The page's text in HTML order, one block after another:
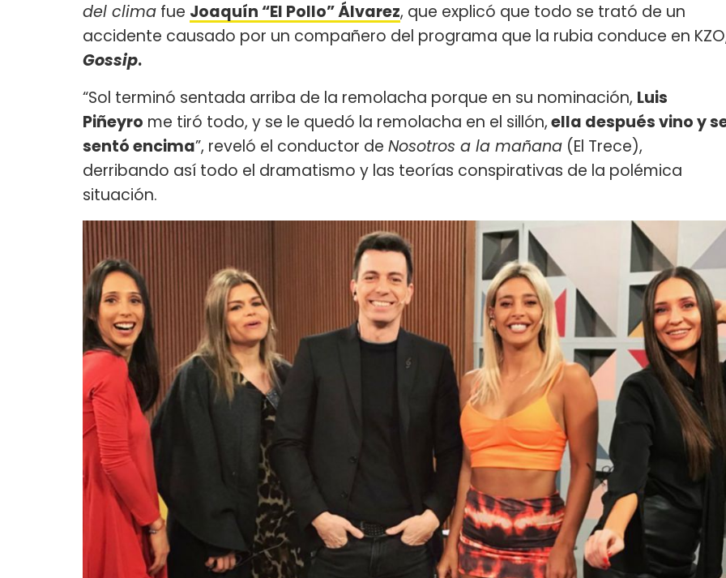
del clima fue Joaquín “El Pollo” Álvarez, que explicó que todo se trató de un
accidente causado por un compañero del programa que la rubia conduce en
Gossip.
“Sol terminó sentada arriba de la remolacha porque en su nominación, Luis
Piñeyro me tiró todo, y se le quedó la remolacha en el sillón,ella después vino y
sentó encima”, reveló el conductor de Nosotros a la mañana (El Trece),
derribando así todo el dramatismo y las teorías conspirativas de la polémica
situación.